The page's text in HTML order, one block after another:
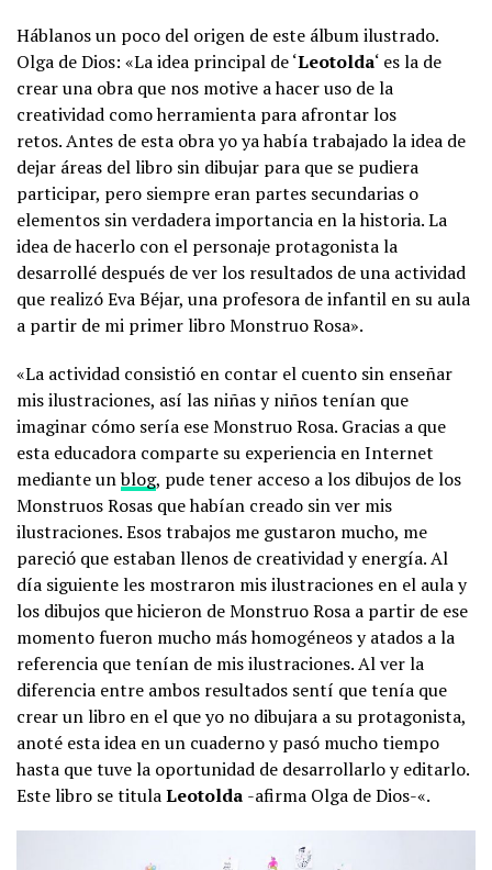
Háblanos un poco del origen de este álbum ilustrado.
Olga de Dios: «La idea principal de ‘Leotolda‘ es la de
crear una obra que nos motive a hacer uso de la
creatividad como herramienta para afrontar los
retos. Antes de esta obra yo ya había trabajado la idea de
dejar áreas del libro sin dibujar para que se pudiera
participar, pero siempre eran partes secundarias o
elementos sin verdadera importancia en la historia. La
idea de hacerlo con el personaje protagonista la
desarrollé después de ver los resultados de una actividad
que realizó Eva Béjar, una profesora de infantil en su aula
a partir de mi primer libro Monstruo Rosa».
«La actividad consistió en contar el cuento sin enseñar
mis ilustraciones, así las niñas y niños tenían que
imaginar cómo sería ese Monstruo Rosa. Gracias a que
esta educadora comparte su experiencia en Internet
mediante unblog, pude tener acceso a los dibujos de los
Monstruos Rosas que habían creado sin ver mis
ilustraciones. Esos trabajos me gustaron mucho, me
pareció que estaban llenos de creatividad y energía. Al
día siguiente les mostraron mis ilustraciones en el aula y
los dibujos que hicieron de Monstruo Rosa a partir de ese
momento fueron mucho más homogéneos y atados a la
referencia que tenían de mis ilustraciones. Al ver la
diferencia entre ambos resultados sentí que tenía que
crear un libro en el que yo no dibujara a su protagonista,
anoté esta idea en un cuaderno y pasó mucho tiempo
hasta que tuve la oportunidad de desarrollarlo y editarlo.
Este libro se titulaLeotolda -afirma Olga de Dios-«.